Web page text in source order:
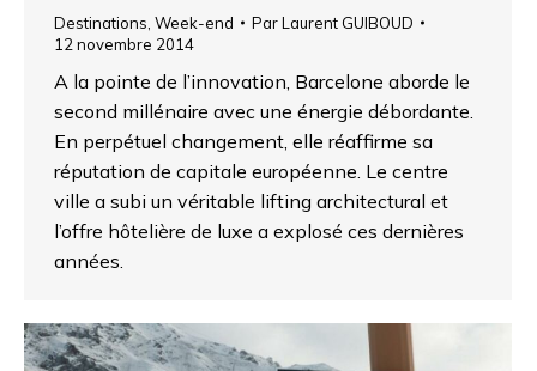
Destinations Week-end ParLaurent GUIBOUD
12 novembre 2014
A la pointe de l’innovation, Barcelone aborde le
second millénaire avec une énergie débordante.
En perpétuel changement, elle réaffirme sa
réputation de capitale européenne. Le centre
ville a subi un véritable lifting architectural et
l’offre hôtelière de luxe a explosé ces dernières
années.